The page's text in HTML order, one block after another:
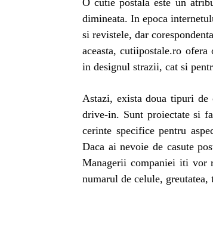
O cutie postala este un
dimineata. In epoca
si revistele, dar
aceasta, cutiipostale.ro
in designul strazii, cat si
Astazi, exista doua tipuri de
drive-in. Sunt proiectate si
cerinte specifice pentru
Daca ai nevoie de casute
Managerii companiei iti vor
numarul de celule, greutatea,